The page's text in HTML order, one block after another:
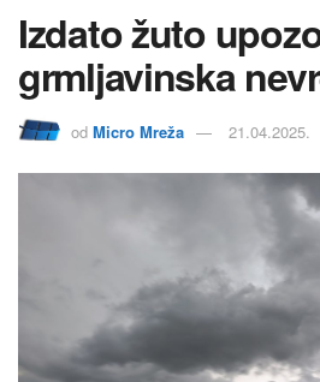
Izdato žuto
grmljavinska
od Micro Mreža 21.04.2025.